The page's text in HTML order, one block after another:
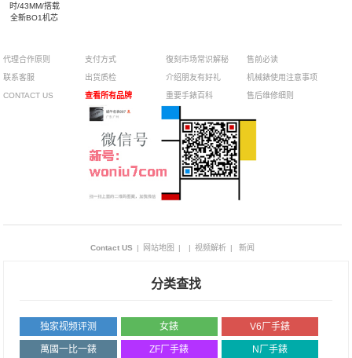
时/43MM/搭载
全新BO1机芯
代理合作原则
联系客服
CONTACT US
支付方式
出货质检
查看所有品牌
復刻市场常识解秘
介绍朋友有好礼
重要手錶百科
售前必读
机械錶使用注意事项
售后维修细则
Contact US 网站地图 视频解析 新闻
分类查找
独家视频评测 女錶 V6厂手錶
萬國一比一錶 ZF厂手錶 N厂手錶